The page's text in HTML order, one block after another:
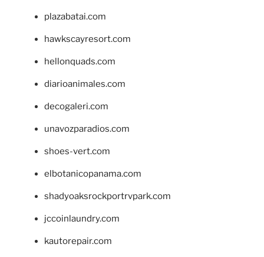
plazabatai.com
hawkscayresort.com
hellonquads.com
diarioanimales.com
decogaleri.com
unavozparadios.com
shoes-vert.com
elbotanicopanama.com
shadyoaksrockportrvpark.com
jccoinlaundry.com
kautorepair.com